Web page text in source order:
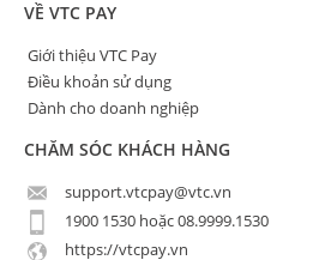
VỀ VTC PAY
Giới thiệu VTC Pay
Điều khoản sử dụng
Dành cho doanh nghiệp
CHĂM SÓC KHÁCH HÀNG
support.vtcpay@vtc.vn
1900 1530 hoặc 08.9999.1530
https://vtcpay.vn